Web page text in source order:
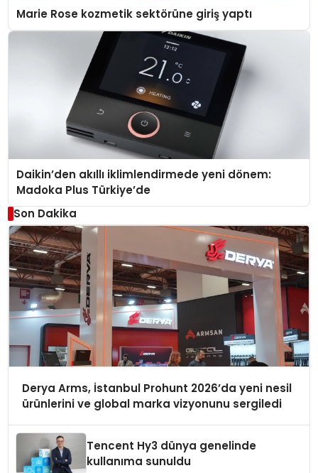
Marie Rose kozmetik sektörüne giriş yaptı
Daikin’den akıllı iklimlendirmede yeni dönem:
Madoka Plus Türkiye’de
Son Dakika
Derya Arms, İstanbul Prohunt 2026’da yeni nesil
ürünlerini ve global marka vizyonunu sergiledi
Tencent Hy3 dünya genelinde
kullanıma sunuldu